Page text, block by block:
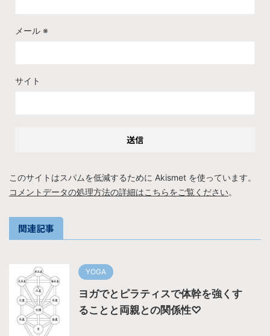
メール ※
サイト
このサイトはスパムを低減するために Akismet を使っています。
コメントデータの処理方法の詳細はこちらをご覧ください。
関連記事
YOGA
ヨガでとピラティスで体幹を強くす
ることと両親との関係性♡